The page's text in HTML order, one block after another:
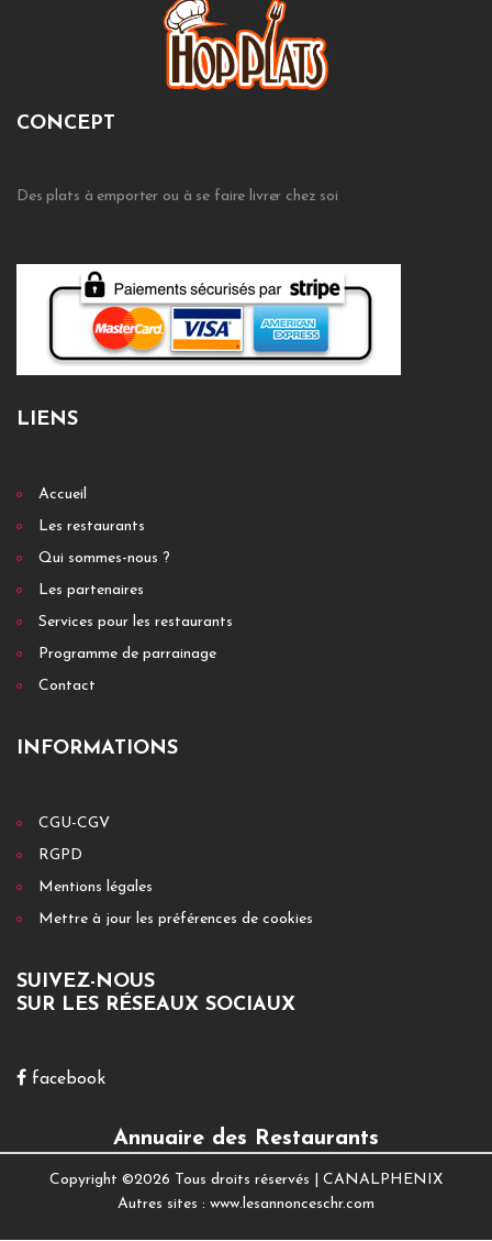
CONCEPT
Des plats à emporter ou à se faire livrer chez soi
LIENS
Accueil
Les restaurants
Qui sommes-nous ?
Les partenaires
Services pour les restaurants
Programme de parrainage
Contact
INFORMATIONS
CGU-CGV
RGPD
Mentions légales
Mettre à jour les préférences de cookies
SUIVEZ-NOUS
SUR LES RÉSEAUX SOCIAUX
facebook
Annuaire des Restaurants
Copyright ©2026 Tous droits réservés | CANALPHENIX
Autres sites : www.lesannonceschr.com